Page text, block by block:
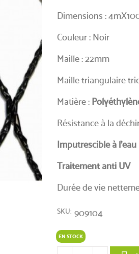
Dimensions :
Couleur : Noir
Maille : 22mm
Maille triangulaire
Matière :
Résistance à la
Imputrescible à l'eau
Traitement anti UV
Durée de vie
SKU 909104
EN STOCK